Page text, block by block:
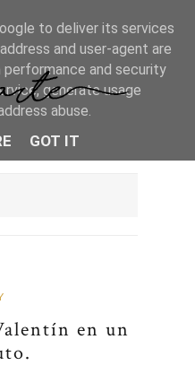
en un
to deliver its services
and user-agent are
and security
generate usage
abuse.
GOT IT